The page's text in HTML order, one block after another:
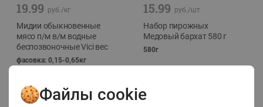
19.99 руб./кг
Мидии обыкновенные
мясо п/м в/м водные
беспозвоночные Vici вес
фасовка: 0,15-0,65кг
15.99 руб./шт
Набор пирожных
Медовый бархат 580 г
580г
Файлы cookie